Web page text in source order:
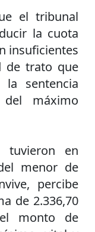
el tribunal
la cuota
insuficientes
de trato que
sentencia
máximo
tuvieron en
menor de
percibe
de 2.336,70
monto de